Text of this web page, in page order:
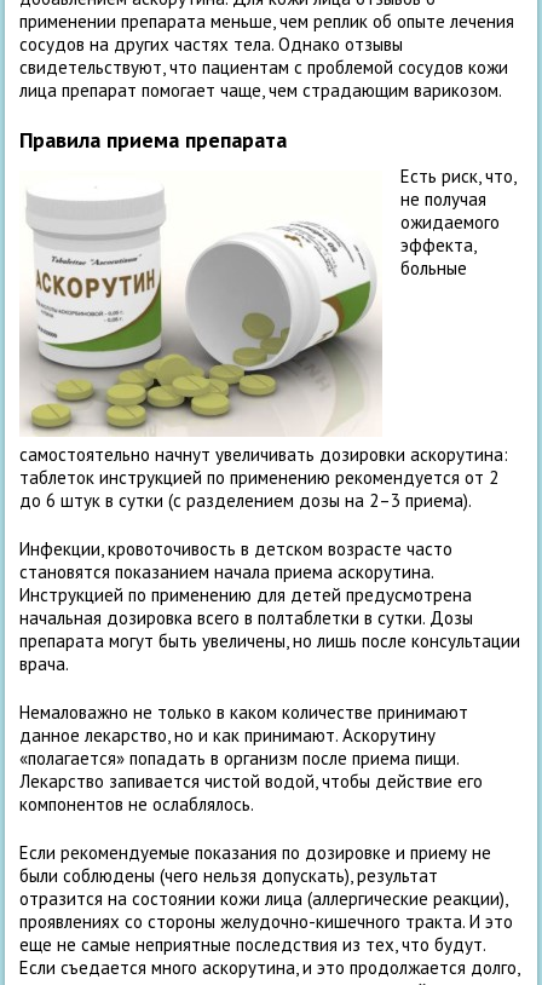
применении препарата меньше, чем реплик об опыте лечения
сосудов на других частях тела. Однако отзывы
свидетельствуют, что пациентам с проблемой сосудов кожи
лица препарат помогает чаще, чем страдающим варикозом.
Правила приема препарата
Есть риск, что,
не получая
ожидаемого
эффекта,
больные
самостоятельно начнут увеличивать дозировки аскорутина:
таблеток инструкцией по применению рекомендуется от 2
до 6 штук в сутки (с разделением дозы на 2–3 приема).
Инфекции, кровоточивость в детском возрасте часто
становятся показанием начала приема аскорутина.
Инструкцией по применению для детей предусмотрена
начальная дозировка всего в полтаблетки в сутки. Дозы
препарата могут быть увеличены, но лишь после консультации
врача.
Немаловажно не только в каком количестве принимают
данное лекарство, но и как принимают. Аскорутину
«полагается» попадать в организм после приема пищи.
Лекарство запивается чистой водой, чтобы действие его
компонентов не ослаблялось.
Если рекомендуемые показания по дозировке и приему не
были соблюдены (чего нельзя допускать), результат
отразится на состоянии кожи лица (аллергические реакции),
проявлениях со стороны желудочно-кишечного тракта. И это
еще не самые неприятные последствия из тех, что будут.
Если съедается много аскорутина, и это продолжается долго,